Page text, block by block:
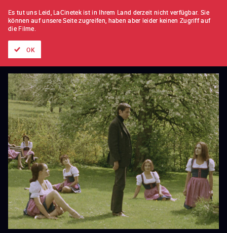
FILM FÜR FILM ABONNEMENT
Es tut uns Leid, LaCinetek ist in Ihrem Land derzeit nicht verfügbar. Sie
können auf unsere Seite zugreifen, haben aber leider keinen Zugriff auf
die Filme.
OK